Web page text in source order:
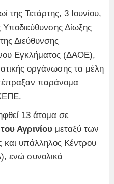
της Τετάρτης, 3 Ιουνίου,
Υποδιεύθυνσης Δίωξης
Διεύθυνσης
Εγκλήματος (ΔΑΟΕ),
οργάνωσης τα μέλη
παράνομα
13 άτομα σε
Αγρινίου μεταξύ των
και υπάλληλος Κέντρου
ενώ συνολικά